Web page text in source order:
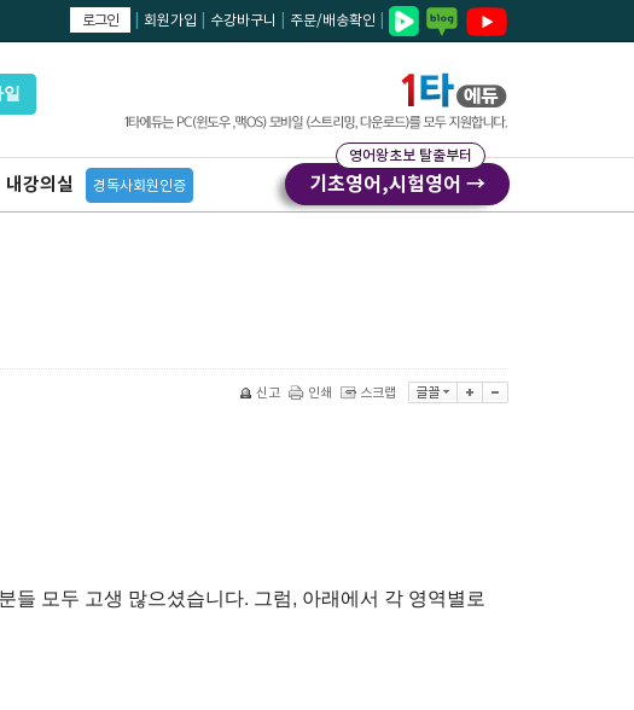
로그인 회원가입 수강바구니 주문/배송확인
내강의실 경독사회원인증 기초영어,시험영어 →
영어왕초보 탈출부터
신고 인쇄 스크랩
들 모두 고생 많으셨습니다. 그럼, 아래에서 각 영역별로